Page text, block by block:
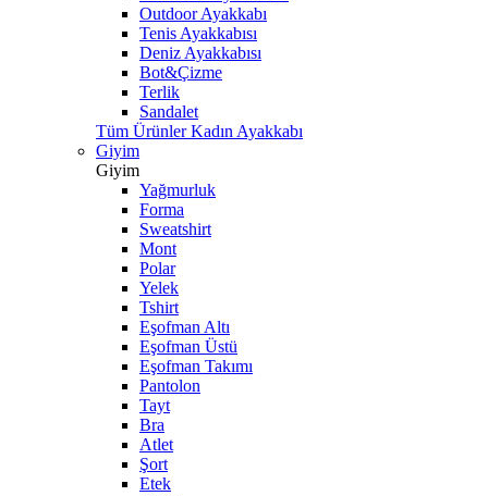
Outdoor Ayakkabı
Tenis Ayakkabısı
Deniz Ayakkabısı
Bot&Çizme
Terlik
Sandalet
Tüm Ürünler Kadın Ayakkabı
Giyim
Giyim
Yağmurluk
Forma
Sweatshirt
Mont
Polar
Yelek
Tshirt
Eşofman Altı
Eşofman Üstü
Eşofman Takımı
Pantolon
Tayt
Bra
Atlet
Şort
Etek